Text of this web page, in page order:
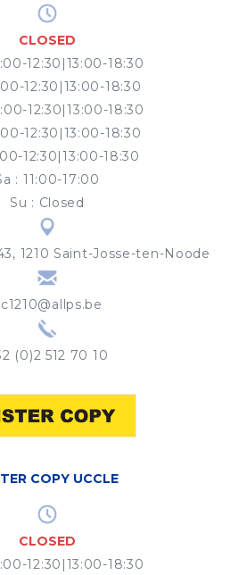
CLOSED
12:30|13:00-18:30
12:30|13:00-18:30
12:30|13:00-18:30
12:30|13:00-18:30
12:30|13:00-18:30
: 11:00-17:00
Su : Closed
1210 Saint-Josse-ten-Noode
(0)2 512 70 10
COPY UCCLE
CLOSED
12:30|13:00-18:30